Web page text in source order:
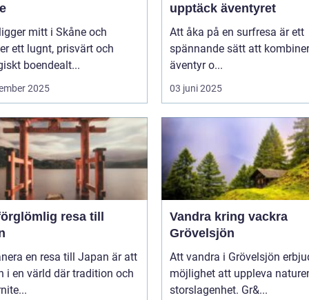
mitt i Skåne och
ett lugnt, prisvärt och
boendealt...
2025
upptäck äventyret
Att åka på en surfresa är ett
spännande sätt att
äventyr o...
03 juni 2025
resa till
en resa till Japan är att
i en värld där tradition och
Vandra kring vackra
Grövelsjön
Att vandra i Grövelsjön
möjlighet att uppleva
storslagenhet. Gr&...